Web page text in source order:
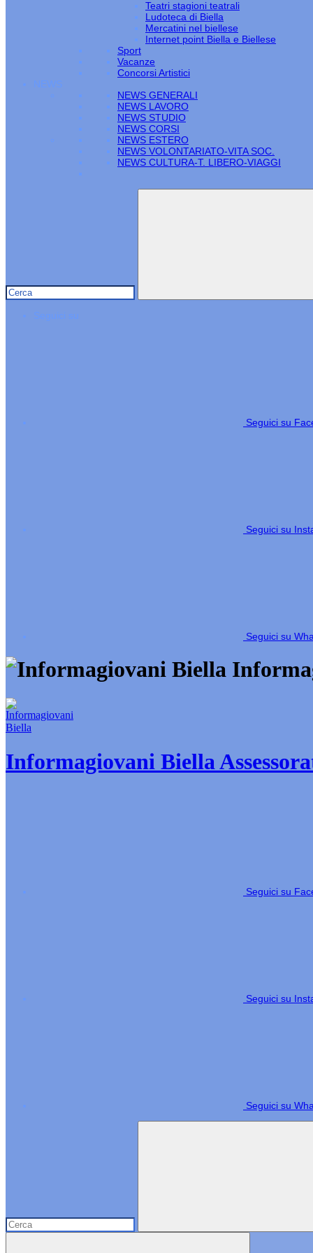
Teatri stagioni teatrali
Ludoteca di Biella
Mercatini nel biellese
Internet point Biella e Biellese
Sport
Vacanze
Concorsi Artistici
NEWS
NEWS GENERALI
NEWS LAVORO
NEWS STUDIO
NEWS CORSI
NEWS ESTERO
NEWS VOLONTARIATO-VITA SOC.
NEWS CULTURA-T. LIBERO-VIAGGI
Seguici su
Seguici su
Seguici su
Seguici su
Informagiovani Biella
Seguici su
Seguici su
Seguici su